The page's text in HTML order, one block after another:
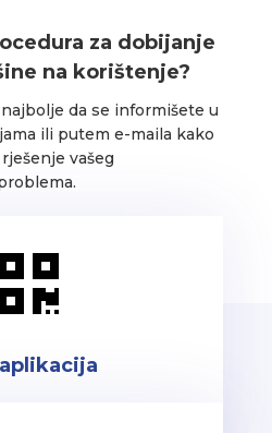
za dobijanje
na korištenje?
da se informišete u
ili putem e-maila kako
vašeg